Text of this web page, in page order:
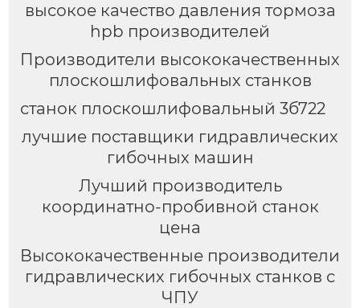
высокое качество давления тормоза
hpb производителей
Производители высококачественных
плоскошлифовальных станков
станок плоскошлифовальный 3б722
лучшие поставщики гидравлических
гибочных машин
Лучший производитель
координатно-пробивной станок
цена
Высококачественные производители
гидравлических гибочных станков с
ЧПУ